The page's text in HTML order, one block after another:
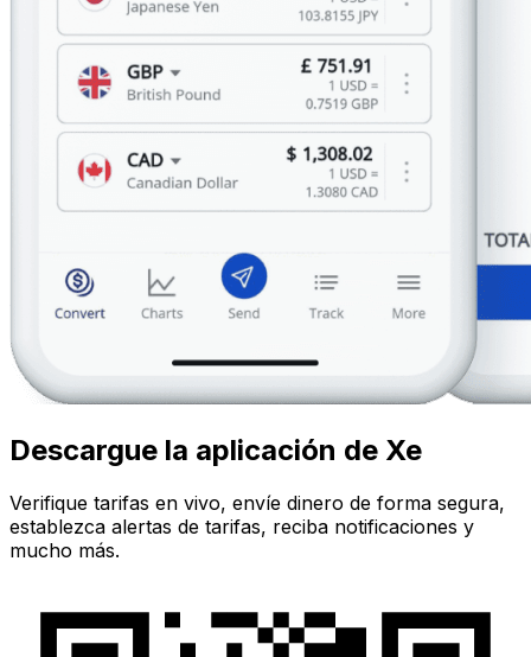
Descargue la aplicación de Xe
Verifique tarifas en vivo, envíe dinero de forma segura,
establezca alertas de tarifas, reciba notificaciones y
mucho más.